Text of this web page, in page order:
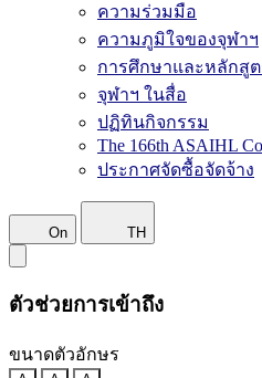
ความร่วมมือ
ความภูมิใจของจุฬาฯ
การศึกษาและหลักสูต
จุฬาฯ ในสื่อ
ปฏิทินกิจกรรม
The 166th ASAIHL
ประกาศจัดซื้อจัดจ้าง
On TH
ตัวช่วยการเข้าถึง
ขนาดตัวอักษร